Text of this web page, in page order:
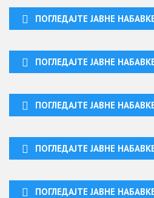
ПОГЛЕДАЈТЕ ЈАВНЕ
ПОГЛЕДАЈТЕ ЈАВНЕ
ПОГЛЕДАЈТЕ ЈАВНЕ
ПОГЛЕДАЈТЕ ЈАВНЕ
ПОГЛЕДАЈТЕ ЈАВНЕ